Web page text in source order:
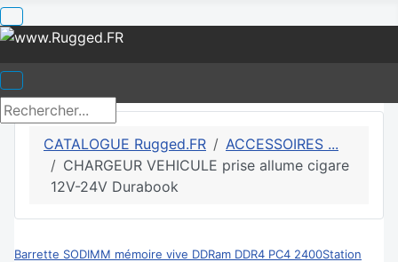
CATALOGUE Rugged.FR
ACCESSOIRES ...
CHARGEUR VEHICULE prise allume cigare
12V-24V Durabook
Barrette SODIMM mémoire vive DDRam DDR4 PC4 2400Station